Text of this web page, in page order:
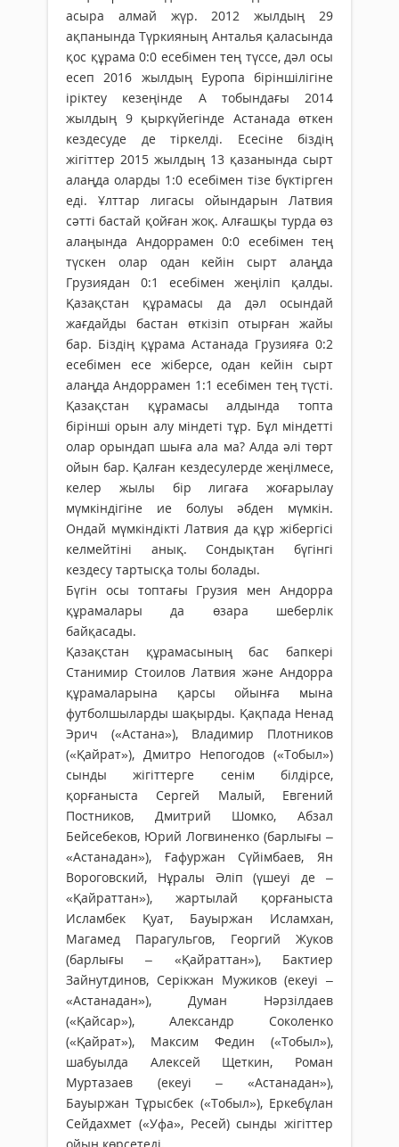
асыра алмай жүр. 2012 жылдың 29
ақпанында Түркияның Анталья қаласында
қос құрама 0:0 есебімен тең түссе, дәл осы
есеп 2016 жылдың Еуропа біріншілігіне
іріктеу кезеңінде А тобындағы 2014
жылдың 9 қыркүйегінде Астанада өткен
кездесуде де тіркелді. Есесіне біздің
жігіттер 2015 жылдың 13 қазанында сырт
алаңда оларды 1:0 есебімен тізе бүктірген
еді. Ұлттар лигасы ойындарын Латвия
сәтті бастай қойған жоқ. Алғашқы турда өз
алаңында Андоррамен 0:0 есебімен тең
түскен олар одан кейін сырт алаңда
Грузиядан 0:1 есебімен жеңіліп қалды.
Қазақстан құрамасы да дәл осындай
жағдайды бастан өткізіп отырған жайы
бар. Біздің құрама Астанада Грузияға 0:2
есебімен есе жіберсе, одан кейін сырт
алаңда Андоррамен 1:1 есебімен тең түсті.
Қазақстан құрамасы алдында топта
бірінші орын алу міндеті тұр. Бұл міндетті
олар орындап шыға ала ма? Алда әлі төрт
ойын бар. Қалған кездесулерде жеңілмесе,
келер жылы бір лигаға жоғарылау
мүмкіндігіне ие болуы әбден мүмкін.
Ондай мүмкіндікті Латвия да құр жібергісі
келмейтіні анық. Сондықтан бүгінгі
кездесу тартысқа толы болады.
Бүгін осы топтағы Грузия мен Андорра
құрамалары да өзара шеберлік
байқасады.
Қазақстан құрамасының бас бапкері
Станимир Стоилов Латвия және Андорра
құрамаларына қарсы ойынға мына
футболшыларды шақырды. Қақпада Ненад
Эрич («Астана»), Владимир Плотников
(«Қайрат»), Дмитро Непогодов («Тобыл»)
сынды жігіттерге сенім білдірсе,
қорғаныста Сергей Малый, Евгений
Постников, Дмитрий Шомко, Абзал
Бейсебеков, Юрий Логвиненко (барлығы –
«Астанадан»), Ғафуржан Сүйімбаев, Ян
Вороговский, Нұралы Әліп (үшеуі де –
«Қайраттан»), жартылай қорғаныста
Исламбек Қуат, Бауыржан Исламхан,
Магамед Парагульгов, Георгий Жуков
(барлығы – «Қайраттан»), Бактиер
Зайнутдинов, Серікжан Мужиков (екеуі –
«Астанадан»), Думан Нәрзілдаев
(«Қайсар»), Александр Соколенко
(«Қайрат»), Максим Федин («Тобыл»),
шабуылда Алексей Щеткин, Роман
Муртазаев (екеуі – «Астанадан»),
Бауыржан Тұрысбек («Тобыл»), Еркебұлан
Сейдахмет («Уфа», Ресей) сынды жігіттер